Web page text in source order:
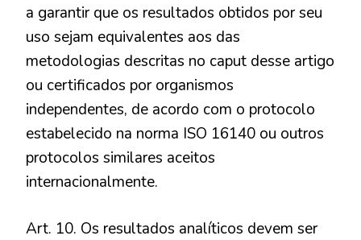
a garantir que os resultados obtidos por seu
uso sejam equivalentes aos das
metodologias descritas no caput desse artigo
ou certificados por organismos
independentes, de acordo com o protocolo
estabelecido na norma ISO 16140 ou outros
protocolos similares aceitos
internacionalmente.
Art. 10. Os resultados analíticos devem ser